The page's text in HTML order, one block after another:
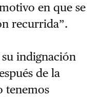
en que se
recurrida”.
indignación
de la
tenemos